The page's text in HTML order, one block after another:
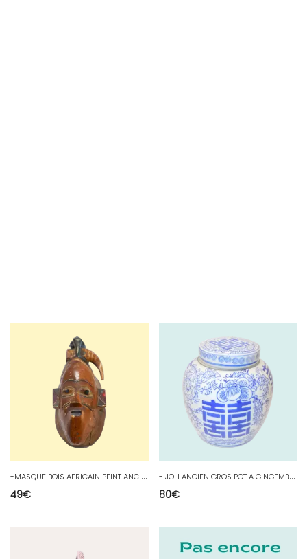
-
MASQUE BOIS AFRICAIN PEINT ANCIEN PAYS à définir JUS de GRENIER COLLECTION D
49€
-
JOLI ANCIEN GROS POT A GINGEMBRE PORCELAINE CHINE BLANC /BLEU sans marque D
80€